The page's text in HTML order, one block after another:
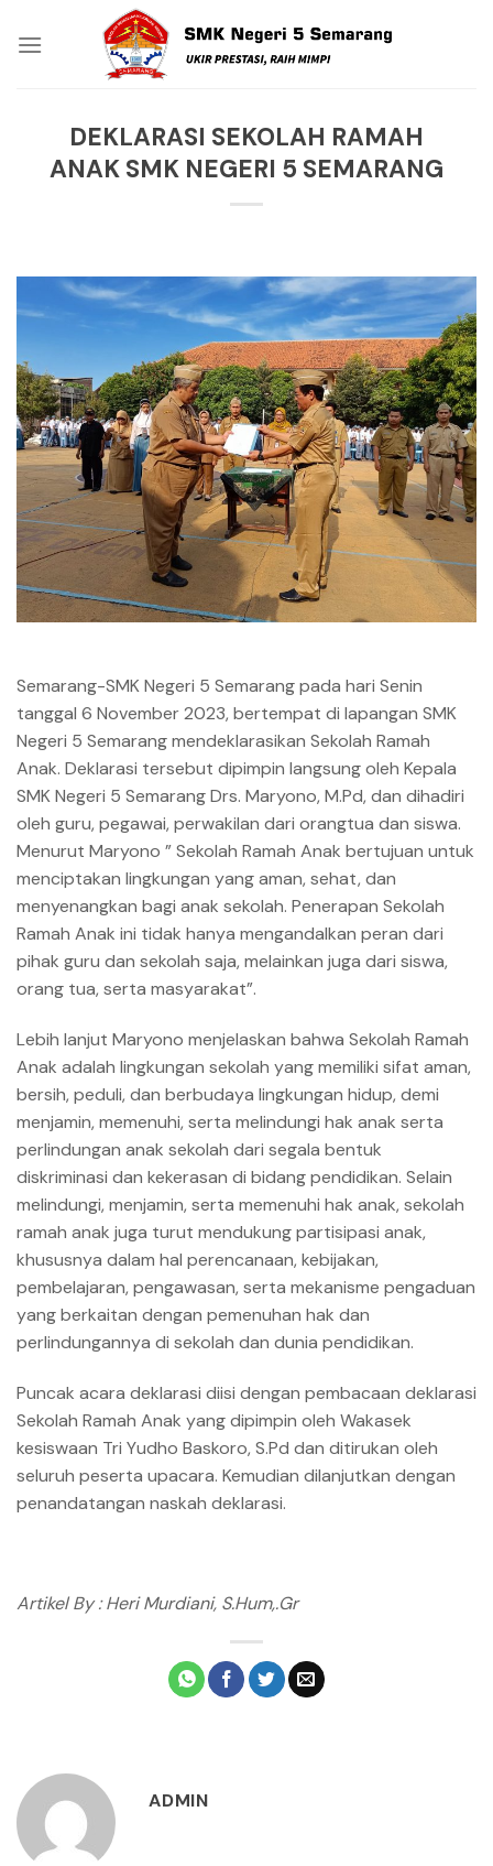
DEKLARASI SEKOLAH RAMAH
ANAK SMK NEGERI 5 SEMARANG
Semarang-SMK Negeri 5 Semarang pada hari Senin
tanggal 6 November 2023, bertempat di lapangan SMK
Negeri 5 Semarang mendeklarasikan Sekolah Ramah
Anak. Deklarasi tersebut dipimpin langsung oleh Kepala
SMK Negeri 5 Semarang Drs. Maryono, M.Pd, dan dihadiri
oleh guru, pegawai, perwakilan dari orangtua dan siswa.
Menurut Maryono ” Sekolah Ramah Anak bertujuan untuk
menciptakan lingkungan yang aman, sehat, dan
menyenangkan bagi anak sekolah. Penerapan Sekolah
Ramah Anak ini tidak hanya mengandalkan peran dari
pihak guru dan sekolah saja, melainkan juga dari siswa,
orang tua, serta masyarakat”.
Lebih lanjut Maryono menjelaskan bahwa Sekolah Ramah
Anak adalah lingkungan sekolah yang memiliki sifat aman,
bersih, peduli, dan berbudaya lingkungan hidup, demi
menjamin, memenuhi, serta melindungi hak anak serta
perlindungan anak sekolah dari segala bentuk
diskriminasi dan kekerasan di bidang pendidikan. Selain
melindungi, menjamin, serta memenuhi hak anak, sekolah
ramah anak juga turut mendukung partisipasi anak,
khususnya dalam hal perencanaan, kebijakan,
pembelajaran, pengawasan, serta mekanisme pengaduan
yang berkaitan dengan pemenuhan hak dan
perlindungannya di sekolah dan dunia pendidikan.
Puncak acara deklarasi diisi dengan pembacaan deklarasi
Sekolah Ramah Anak yang dipimpin oleh Wakasek
kesiswaan Tri Yudho Baskoro, S.Pd dan ditirukan oleh
seluruh peserta upacara. Kemudian dilanjutkan dengan
penandatangan naskah deklarasi.
Artikel By : Heri Murdiani, S.Hum,.Gr
ADMIN